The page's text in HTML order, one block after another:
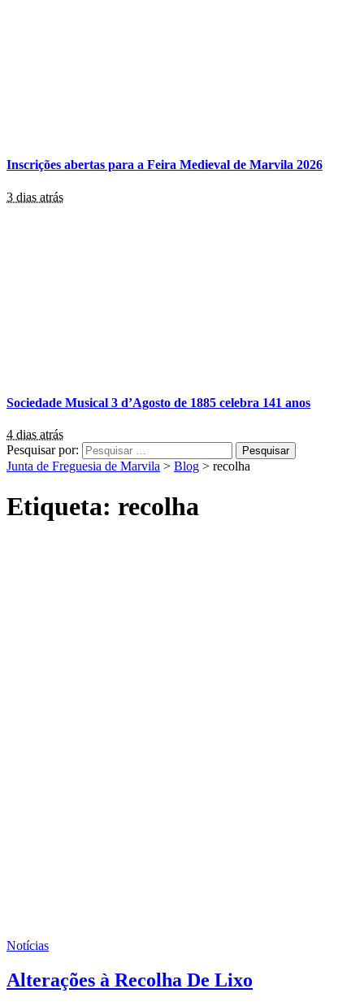
Inscrições abertas para a Feira Medieval de Marvila 2026
3 dias atrás
Sociedade Musical 3 d’Agosto de 1885 celebra 141 anos
4 dias atrás
Pesquisar por:
Junta de Freguesia de Marvila > Blog > recolha
Etiqueta: recolha
Notícias
Alterações à Recolha De Lixo